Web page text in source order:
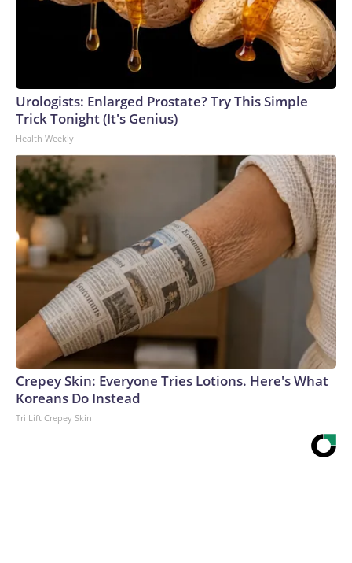
requeridas por la Guardia Costera.The-CNN-Wire™ & ©
2026 Cable News Network, Inc., a Warner Bros. Discovery
Company. All rights reserved.
Urologists: Enlarged Prostate? Try This Simple
Trick Tonight (It's Genius)
Health Weekly
Crepey Skin: Everyone Tries Lotions. Here's What
Koreans Do Instead
Tri Lift Crepey Skin